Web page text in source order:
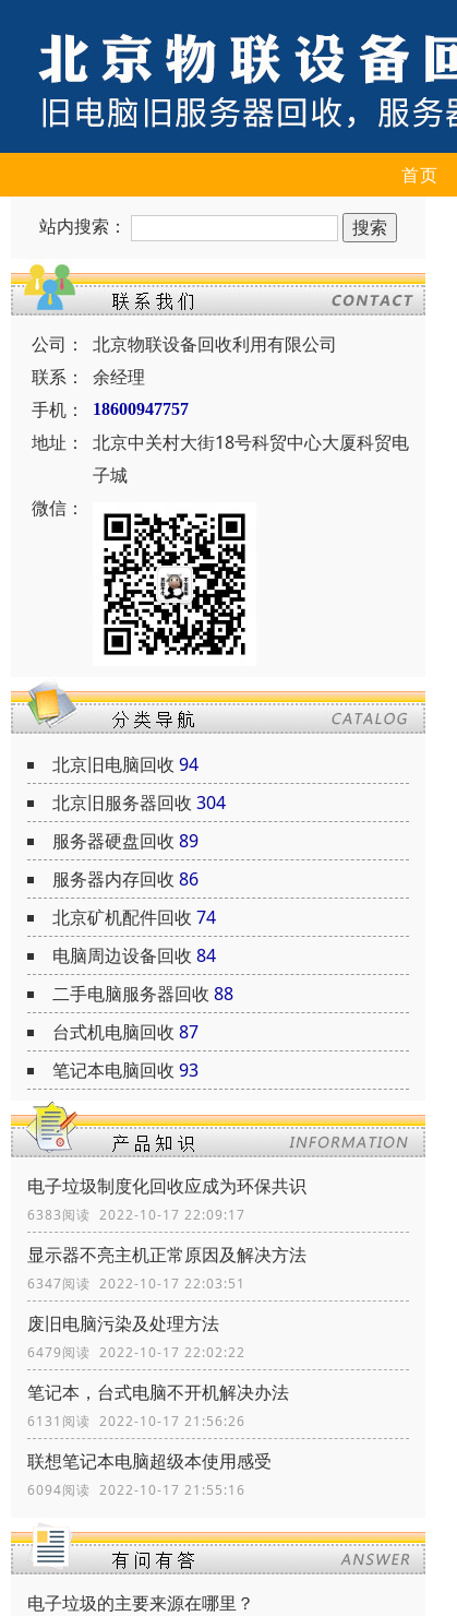
首页
站内搜索：
公司：
北京物联设备回收利用有限公司
联系：
余经理
手机：
18600947757
地址：
北京中关村大街18号科贸中心大厦科贸电
子城
微信：
北京旧电脑回收 94
北京旧服务器回收 304
服务器硬盘回收 89
服务器内存回收 86
北京矿机配件回收 74
电脑周边设备回收 84
二手电脑服务器回收 88
台式机电脑回收 87
笔记本电脑回收 93
电子垃圾制度化回收应成为环保共识
6383阅读 2022-10-17 22:09:17
显示器不亮主机正常原因及解决方法
6347阅读 2022-10-17 22:03:51
废旧电脑污染及处理方法
6479阅读 2022-10-17 22:02:22
笔记本，台式电脑不开机解决办法
6131阅读 2022-10-17 21:56:26
联想笔记本电脑超级本使用感受
6094阅读 2022-10-17 21:55:16
电子垃圾的主要来源在哪里？